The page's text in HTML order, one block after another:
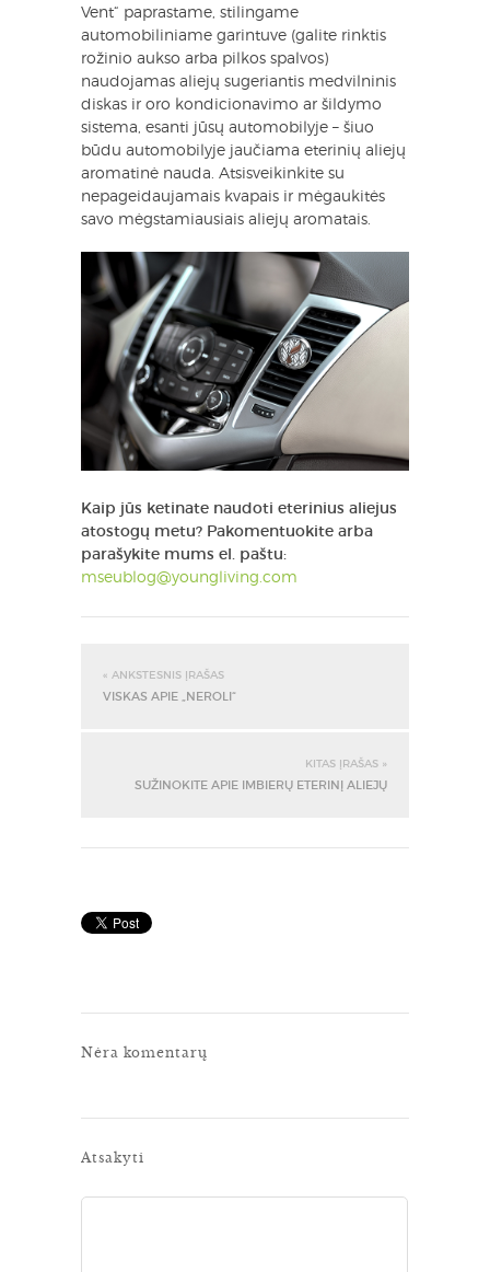
Vent“ paprastame, stilingame
automobiliniame garintuve (galite rinktis
rožinio aukso arba pilkos spalvos)
naudojamas aliejų sugeriantis medvilninis
diskas ir oro kondicionavimo ar šildymo
sistema, esanti jūsų automobilyje – šiuo
būdu automobilyje jaučiama eterinių aliejų
aromatinė nauda. Atsisveikinkite su
nepageidaujamais kvapais ir mėgaukitės
savo mėgstamiausiais aliejų aromatais.
Kaip jūs ketinate naudoti eterinius aliejus
atostogų metu? Pakomentuokite arba
parašykite mums el. paštu:
mseublog@youngliving.com
« ANKSTESNIS ĮRAŠAS
VISKAS APIE „NEROLI“
KITAS ĮRAŠAS »
SUŽINOKITE APIE IMBIERŲ ETERINĮ ALIEJŲ
Nėra komentarų
Atsakyti